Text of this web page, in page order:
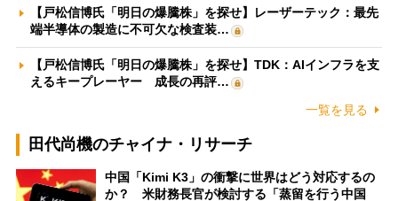
【戸松信博氏「明日の爆騰株」を探せ】レーザーテック：最先
端半導体の製造に不可欠な検査装…
【戸松信博氏「明日の爆騰株」を探せ】TDK：AIインフラを支
えるキープレーヤー 成長の再評…
一覧を見る
田代尚機のチャイナ・リサーチ
中国「Kimi K3」の衝撃に世界はどう対応するの
か？ 米財務長官が検討する「蒸留を行う中国